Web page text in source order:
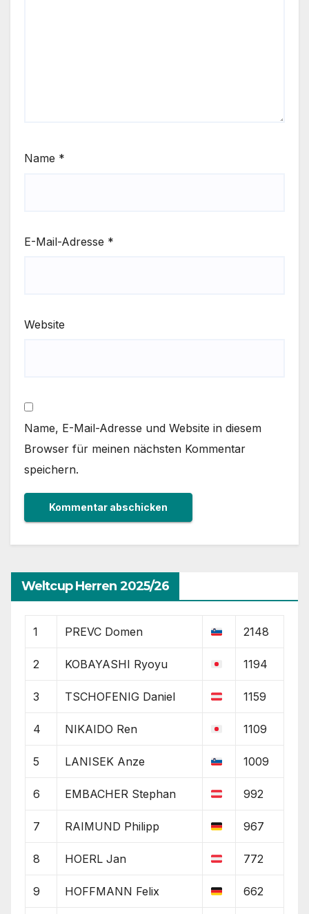
Name *
E-Mail-Adresse *
Website
Name, E-Mail-Adresse und Website in diesem
Browser für meinen nächsten Kommentar
speichern.
Weltcup Herren 2025/26
1 PREVC Domen 2148
2 KOBAYASHI Ryoyu 1194
3 TSCHOFENIG Daniel 1159
4 NIKAIDO Ren 1109
5 LANISEK Anze 1009
6 EMBACHER Stephan 992
7 RAIMUND Philipp 967
8 HOERL Jan 772
9 HOFFMANN Felix 662